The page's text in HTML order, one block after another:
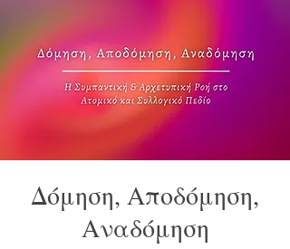
Δόμηση, Αποδόμηση,
Αναδόμηση